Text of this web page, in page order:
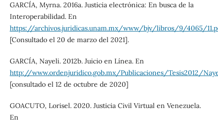
GARCÍA, Myrna. 2016a. Justicia electrónica: En busca de la
Interoperabilidad. En
https://archivos.juridicas.unam.mx/www/bjv/libros/9/4065/
[Consultado el 20 de marzo del 2021].
GARCÍA, Nayeli. 2012b. Juicio en Línea. En
http://www.ordenjuridico.gob.mx/Publicaciones/Tesis2012/
[consultado el 12 de octubre de 2020]
GOACUTO, Lorisel. 2020. Justicia Civil Virtual en Venezuela.
En